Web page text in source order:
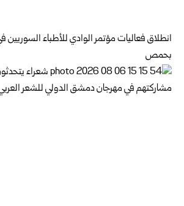
انطلاق فعاليات مؤتمر الوادي للأطباء
بحمص